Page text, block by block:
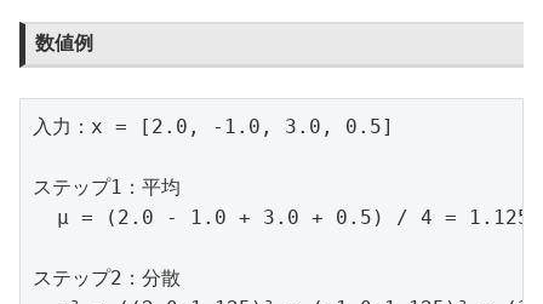
数値例
入力：x = [2.0, -1.0, 3.0, 0.5]
ステップ1：平均
  μ = (2.0 - 1.0 + 3.0 + 0.5) / 4 = 1.125
ステップ2：分散